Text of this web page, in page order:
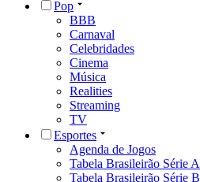
Pop
BBB
Carnaval
Celebridades
Cinema
Música
Realities
Streaming
TV
Esportes
Agenda de Jogos
Tabela Brasileirão Série A
Tabela Brasileirão Série B